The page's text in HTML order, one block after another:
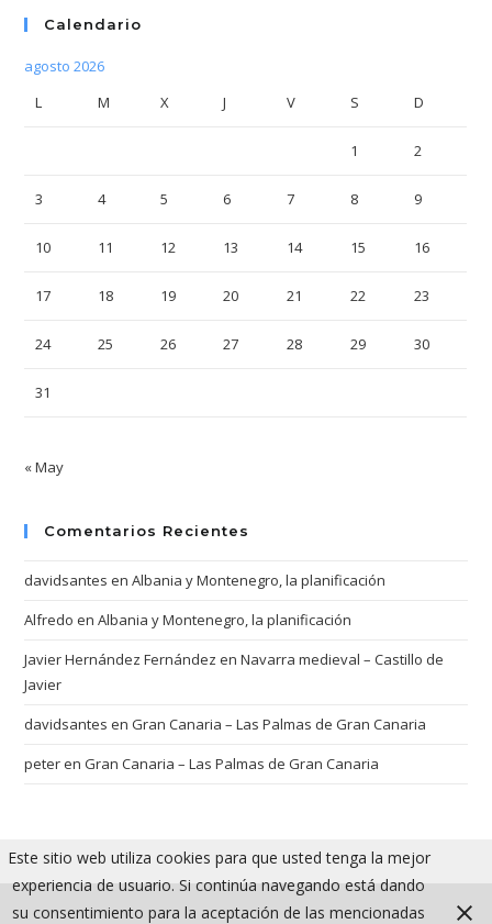
Calendario
agosto 2026
L
M X J V S D
1 2
3 4 5 6 7 8 9
10 11 12 13 14 15 16
17 18 19 20 21 22 23
24 25 26 27 28 29 30
31
« May
Comentarios Recientes
davidsantes enAlbania y Montenegro, la planificación
Alfredo enAlbania y Montenegro, la planificación
Javier Hernández Fernández enNavarra medieval – Castillo de
Javier
davidsantes enGran Canaria – Las Palmas de Gran Canaria
peterenGran Canaria – Las Palmas de Gran Canaria
Este sitio web utiliza cookies para que usted tenga la mejor
experiencia de usuario. Si continúa navegando está dando
su consentimiento para la aceptación de las mencionadas